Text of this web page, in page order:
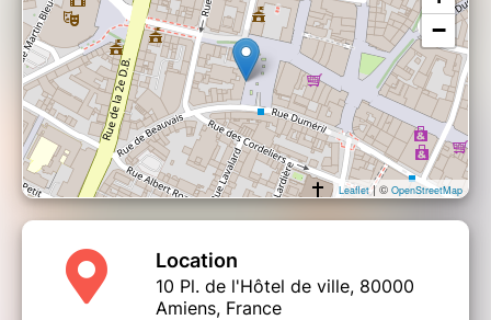
−
Leaflet| © OpenStreetMap
Location
10 Pl. de l'Hôtel de ville, 80000
Amiens, France